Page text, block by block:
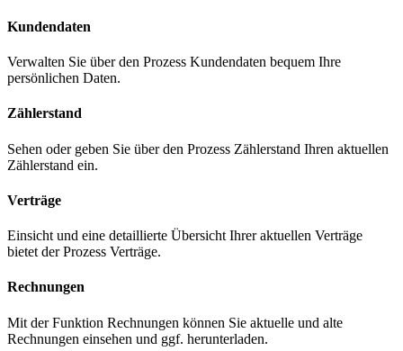
Kundendaten
Verwalten Sie über den Prozess Kundendaten bequem Ihre
persönlichen Daten.
Zählerstand
Sehen oder geben Sie über den Prozess Zählerstand Ihren aktuellen
Zählerstand ein.
Verträge
Einsicht und eine detaillierte Übersicht Ihrer aktuellen Verträge
bietet der Prozess Verträge.
Rechnungen
Mit der Funktion Rechnungen können Sie aktuelle und alte
Rechnungen einsehen und ggf. herunterladen.